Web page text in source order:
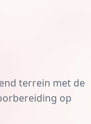
terrein met de
op